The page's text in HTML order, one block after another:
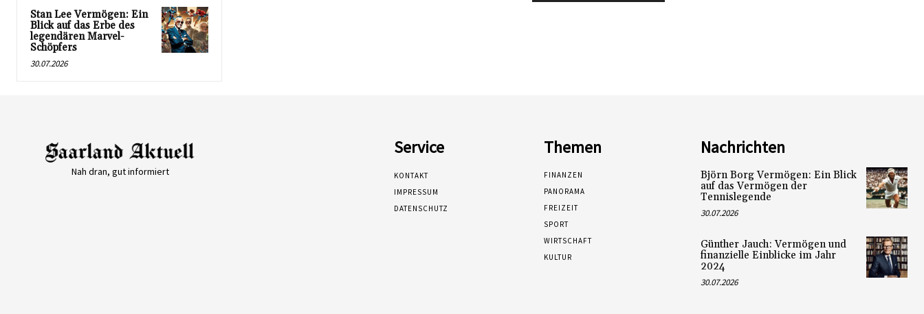
Stan Lee Vermögen: Ein
Blick auf das Erbe des
legendären Marvel-
Schöpfers
30.07.2026
Nah dran, gut informiert
Service
KONTAKT
IMPRESSUM
DATENSCHUTZ
Themen
FINANZEN
PANORAMA
FREIZEIT
SPORT
WIRTSCHAFT
KULTUR
Nachrichten
Björn Borg Vermögen: Ein Blick
auf das Vermögen der
Tennislegende
30.07.2026
Günther Jauch: Vermögen und
finanzielle Einblicke im Jahr
2024
30.07.2026